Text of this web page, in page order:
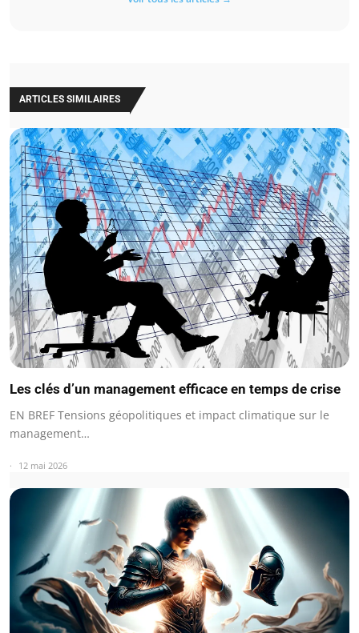
ARTICLES SIMILAIRES
Les clés d’un management efficace en temps de crise
EN BREF Tensions géopolitiques et impact climatique sur le
management…
12 mai 2026